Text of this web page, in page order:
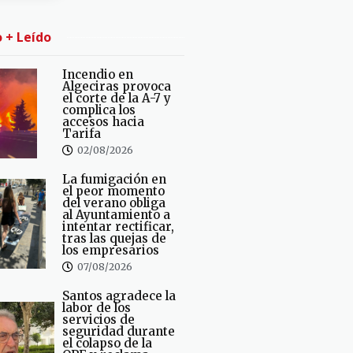
+ Leído
Incendio en
Algeciras provoca
el corte de la A-7 y
complica los
accesos hacia
Tarifa
02/08/2026
La fumigación en
el peor momento
del verano obliga
al Ayuntamiento a
intentar rectificar,
tras las quejas de
los empresarios
07/08/2026
Santos agradece la
labor de los
servicios de
seguridad durante
el colapso de la